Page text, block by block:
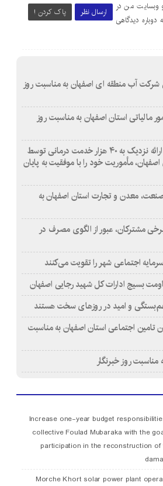
ارسال نظر پاک کردن !
وبسایت من در
دوباره دیدگاهی
شرکت آب منطقه ای اصفهان به مناسبت روز
مالیاتی استان اصفهان به مناسبت روز
درمانگاه «نبأ» نجف با ارائه نزدیک به ۴۰ هزار خدمت درمانی توسط
مأموریت خود را با موفقیت به پایان
معدن و تجارت استان اصفهان به
مشترکان، عبور از الگوی مصرف در
اجتماعی شهر را تقویت می‌کنند
بسیج ادارات کل شهید رجایی اصفهان
هم‌بستگی و امید در روزهای سخت هستند
تامین اجتماعی استان اصفهان به مناسبت
مناسبت روز خبرنگار
Increase one-year budget
collective Foulad Mubaraka with the
participation in the reconstruction of
Morche Khort solar power plant